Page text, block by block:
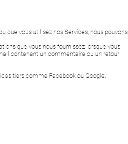
que vous utilisez nos Services, nous pouvons
que vous nous fournissez lorsque vous
contenant un commentaire ou un retour
tiers comme Facebook ou Google.